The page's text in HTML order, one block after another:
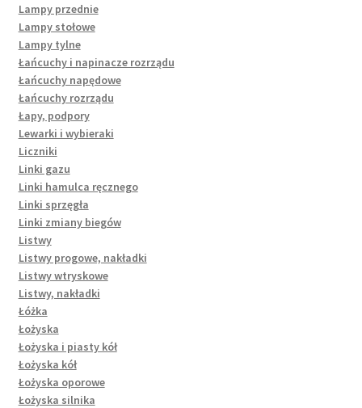
Lampy przednie
Lampy stołowe
Lampy tylne
Łańcuchy i napinacze rozrządu
Łańcuchy napędowe
Łańcuchy rozrządu
Łapy, podpory
Lewarki i wybieraki
Liczniki
Linki gazu
Linki hamulca ręcznego
Linki sprzęgła
Linki zmiany biegów
Listwy
Listwy progowe, nakładki
Listwy wtryskowe
Listwy, nakładki
Łóżka
Łożyska
Łożyska i piasty kół
Łożyska kół
Łożyska oporowe
Łożyska silnika